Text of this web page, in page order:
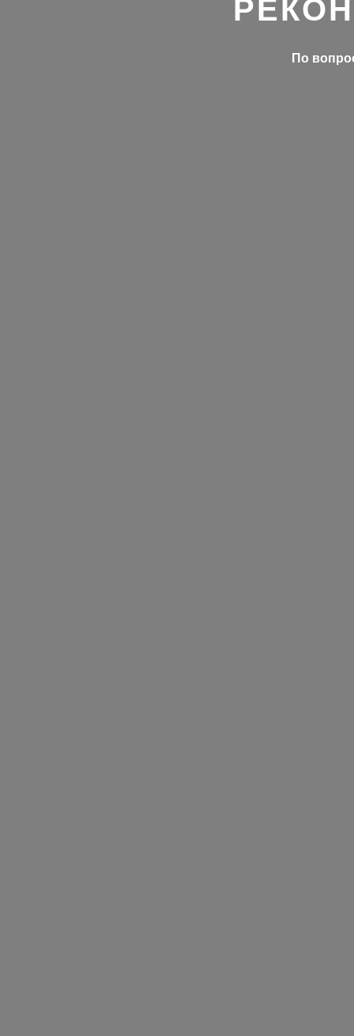
По